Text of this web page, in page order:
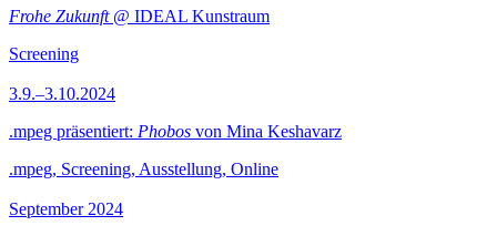
Frohe Zukunft@ IDEAL Kunstraum
Screening
3.9.–3.10.2024
.mpeg präsentiert: Phobos von Mina Keshavarz
.mpeg, Screening, Ausstellung, Online
September 2024